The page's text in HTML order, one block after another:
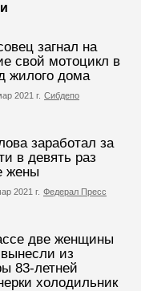
загнал на
свой мотоцикл в
жилого дома
2021 г. Сибдепо
заработал за
в девять раз
жены
2021 г. Федерал Пресс
две женщины
из
83-летней
холодильник